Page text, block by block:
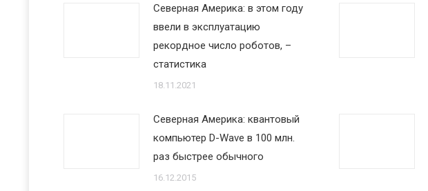
Северная Америка: в этом году
ввели в эксплуатацию
рекордное число роботов, –
статистика
18.11.2021
Северная Америка: квантовый
компьютер D-Wave в 100 млн.
раз быстрее обычного
16.12.2015